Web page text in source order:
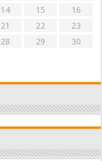
14 15
16
21 22
23
28 29
30